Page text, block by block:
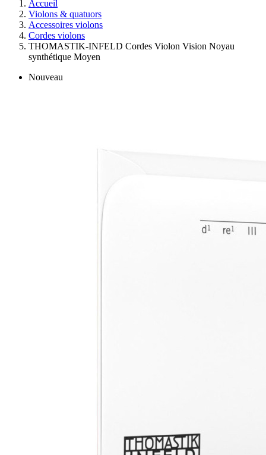
Accueil
Violons & quatuors
Accessoires violons
Cordes violons
THOMASTIK-INFELD Cordes Violon Vision Noyau
synthétique Moyen
Nouveau